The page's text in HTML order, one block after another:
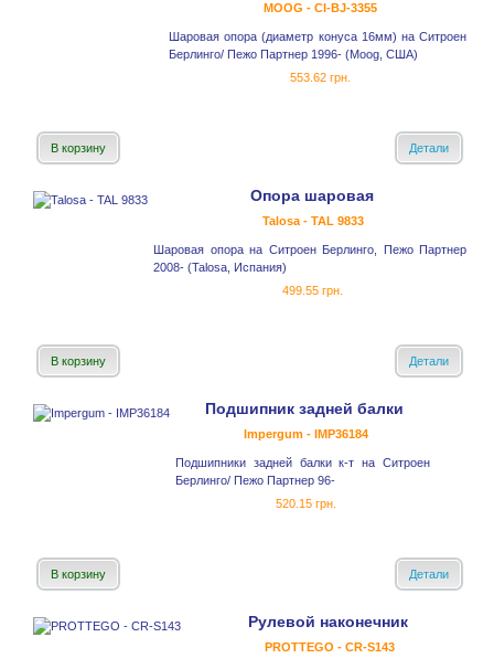
MOOG - CI-BJ-3355
Шаровая опора (диаметр конуса 16мм) на Ситроен
Берлинго/ Пежо Партнер 1996- (Moog, США)
553.62 грн.
В корзину Детали
Опора шаровая
Talosa - TAL 9833
Шаровая опора на Ситроен Берлинго, Пежо Партнер
2008- (Talosa, Испания)
499.55 грн.
В корзину Детали
Подшипник задней балки
Impergum - IMP36184
Подшипники задней балки к-т на Ситроен
Берлинго/ Пежо Партнер 96-
520.15 грн.
В корзину Детали
Рулевой наконечник
PROTTEGO - CR-S143